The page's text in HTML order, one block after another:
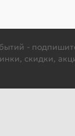
-
скидки,